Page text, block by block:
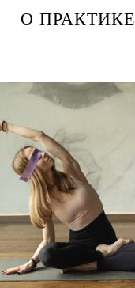
О ПРАКТИКЕ